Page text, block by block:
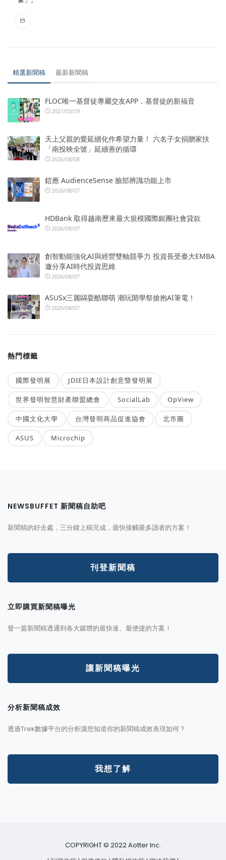
精選新聞稿 最新新聞稿
FLOC唯一基督徒專屬交友APP，基督徒的新福音
2021/03/29
天上父親的愛延續化作希望力量！ 六名子女捐贈家扶
「南投映全號」延續善的循環
2026/08/08
鎧應 AudienceSense 臉部辨識功能上市
2026/08/07
HDBank 取得越南歷來最大規模國際銀團社會貸款
2026/08/07
創智動能強化AI與經營雙軸競爭力 投資長受臺大EMBA
邀分享AI時代投資思維
2026/08/07
ASUSx三麗鷗耍酷聯萌 潮玩開學祭搶抱AI筆電！
2026/08/07
熱門標籤
國際發明展 JDIE日本設計創意暨發明展
世界發明智慧財產聯盟總會 SocialLab OpView
中國文化大學 台灣發明商品促進協會 北市圖
ASUS Microchip
NEWSBUFFET 新聞稿自助吧
新聞稿的好去處，三分鐘上稿完成，最快接觸最多讀者的方案！
刊登新聞稿
立即購買新聞稿曝光
發一篇新聞稿透通到各大媒體的最快速、最便捷的方案！
讓新聞稿曝光
分析新聞稿成效
透過Trek數據平台的分析讓您知道你的新聞稿成效表現如何？
我想了解
COPYRIGHT © 2022 Aotter Inc.